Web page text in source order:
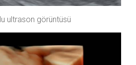
ultrason görüntüsü